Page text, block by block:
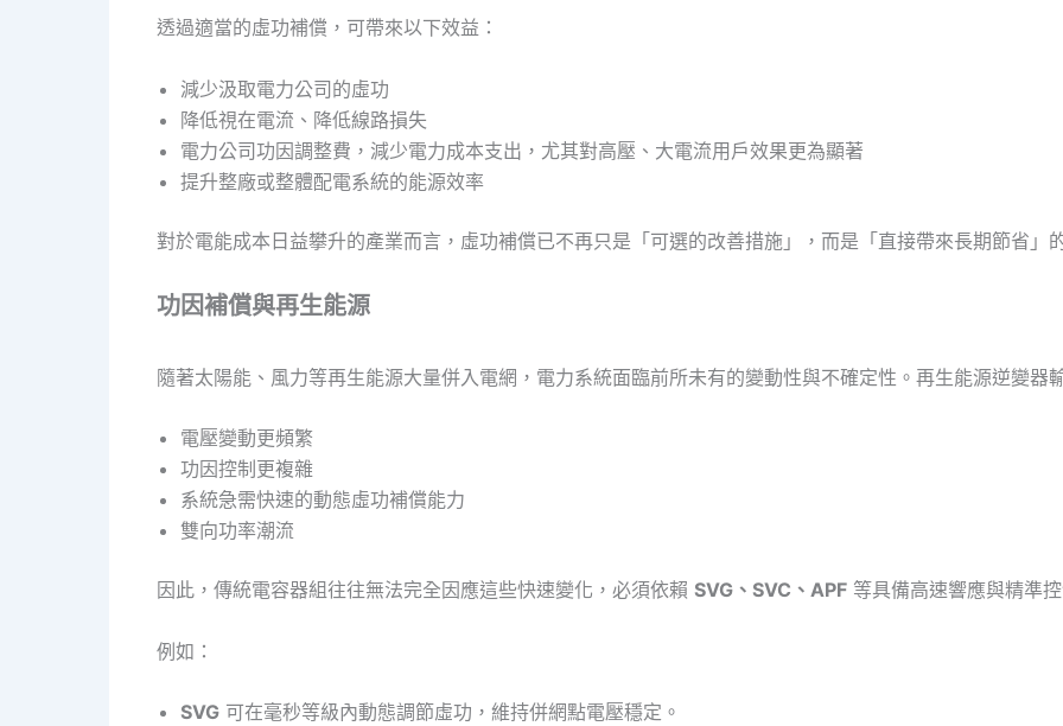
透過適當的虛功補償，可帶來以下效益：
減少汲取電力公司的虛功
降低視在電流、降低線路損失
電力公司功因調整費，減少電力成本支出，尤其對高壓、大電流用戶效果更為顯著
提升整廠或整體配電系統的能源效率
對於電能成本日益攀升的產業而言，虛功補償已不再只是「可選的改善措施」，而是「直接帶來長期節省」
功因補償與再生能源
隨著太陽能、風力等再生能源大量併入電網，電力系統面臨前所未有的變動性與不確定性。再生能源逆變器
電壓變動更頻繁
功因控制更複雜
系統急需快速的動態虛功補償能力
雙向功率潮流
因此，傳統電容器組往往無法完全因應這些快速變化，必須依賴 SVG、SVC、APF 等具備高速響應與精準
例如：
SVG 可在毫秒等級內動態調節虛功，維持併網點電壓穩定。